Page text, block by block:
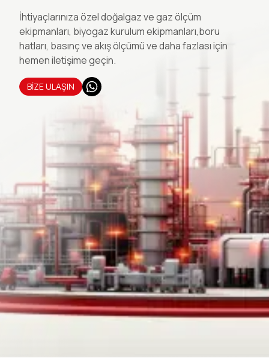
İhtiyaçlarınıza özel doğalgaz ve gaz ölçüm
ekipmanları, biyogaz kurulum ekipmanları,boru
hatları, basınç ve akış ölçümü ve daha fazlası için
hemen iletişime geçin.
BİZE ULAŞIN